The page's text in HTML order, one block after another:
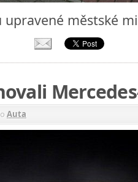
upravené městské
Auta